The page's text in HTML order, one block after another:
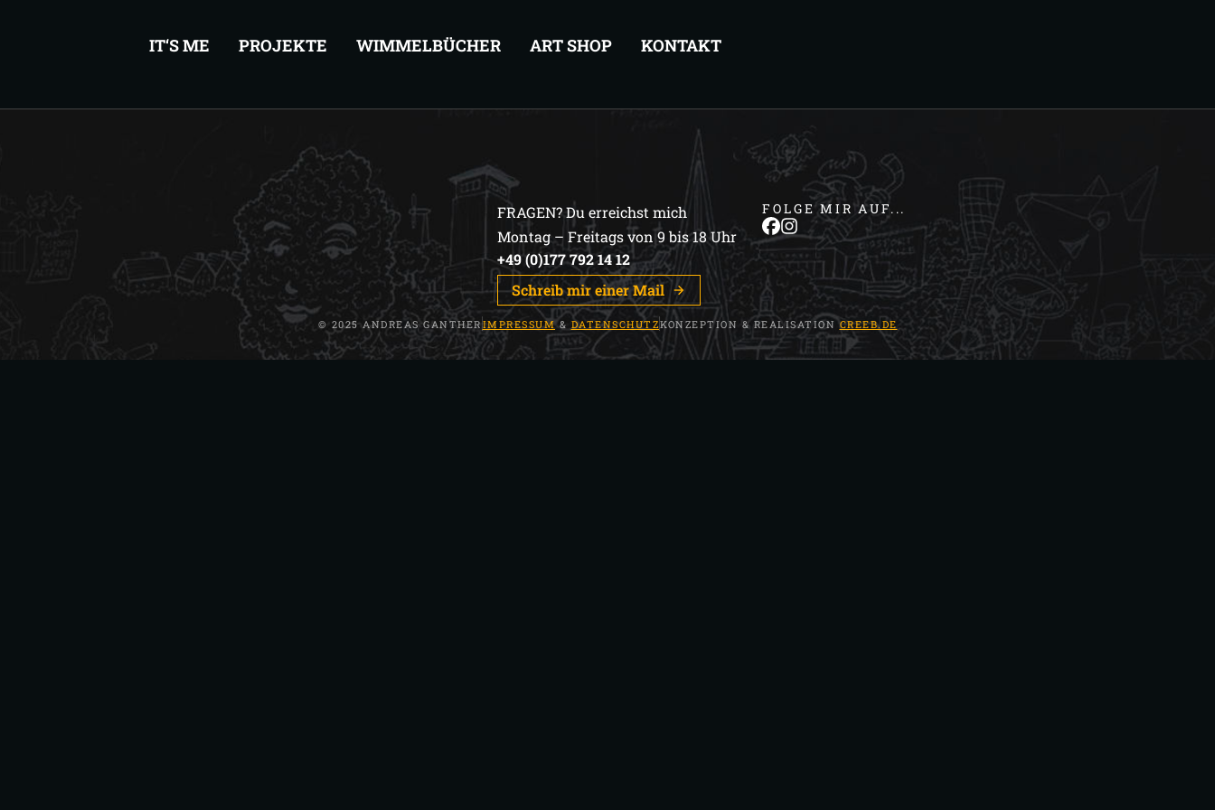
IT‘S ME PROJEKTE WIMMELBÜCHER ART SHOP KONTAKT
FRAGEN? Du erreichst mich
Montag – Freitags von 9 bis 18 Uhr
+49 (0)177 792 14 12
Schreib mir einer Mail
FOLGE MIR AUF...
© 2025 ANDREAS GANTHER IMPRESSUM& DATENSCHUTZKONZEPTION & REALISATIONCREEB.DE